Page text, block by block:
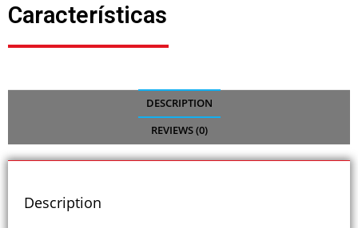
Características
DESCRIPTION
REVIEWS (0)
Description